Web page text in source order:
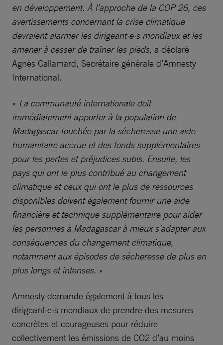
en développement. À l’approche de la COP 26, ces
avertissements concernant la crise climatique
devraient alarmer les dirigeant·e·s mondiaux et les
amener à cesser de traîner les pieds, a déclaré
Agnès Callamard, Secrétaire générale d’Amnesty
International.
« La communauté internationale doit
immédiatement apporter à la population de
Madagascar touchée par la sécheresse une aide
humanitaire accrue et des fonds supplémentaires
pour les pertes et préjudices subis. Ensuite, les
pays qui ont le plus contribué au changement
climatique et ceux qui ont le plus de ressources
disponibles doivent également fournir une aide
financière et technique supplémentaire pour aider
les personnes à Madagascar à mieux s’adapter aux
conséquences du changement climatique,
notamment aux épisodes de sécheresse de plus en
plus longs et intenses. »
Amnesty demande également à tous les
dirigeant·e·s mondiaux de prendre des mesures
concrètes et courageuses pour réduire
collectivement les émissions de CO2 d’au moins